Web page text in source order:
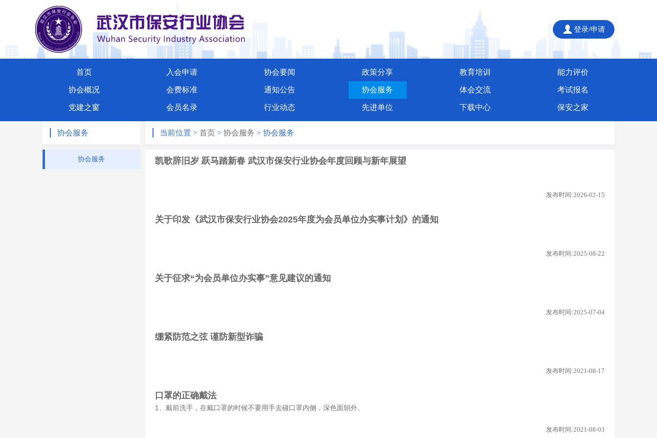
登录/申请
首页 入会申请 协会要闻 政策分享 教育培训 能力评价
协会概况 会费标准 通知公告 协会服务 体会交流 考试报名
党建之窗 会员名录 行业动态 先进单位 下载中心 保安之家
协会服务
协会服务
当前位置 > 首页 > 协会服务 > 协会服务
凯歌辞旧岁 跃马踏新春 武汉市保安行业协会年度回顾与新年展望
发布时间:2026-02-15
关于印发《武汉市保安行业协会2025年度为会员单位办实事计划》的通知
发布时间:2025-08-22
关于征求“为会员单位办实事”意见建议的通知
发布时间:2025-07-04
绷紧防范之弦 谨防新型诈骗
发布时间:2021-08-17
口罩的正确戴法
1、戴前洗手，在戴口罩的时候不要用手去碰口罩内侧，深色面朝外。
发布时间:2021-08-03